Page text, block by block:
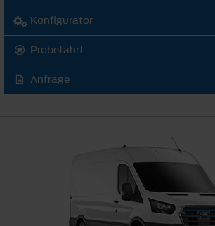
Konfigurator
Probefahrt
Anfrage